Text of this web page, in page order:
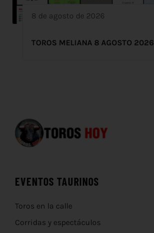
8 de agosto de 2026
TOROS MELIANA 8 AGOSTO 2026
EVENTOS TAURINOS
Toros en la calle
Corridas y espectáculos